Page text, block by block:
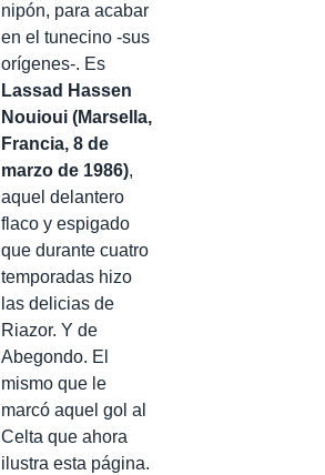
nipón, para acabar
en el tunecino -sus
orígenes-. Es
Lassad Hassen
Nouioui (Marsella,
Francia, 8 de
marzo de 1986),
aquel delantero
flaco y espigado
que durante cuatro
temporadas hizo
las delicias de
Riazor. Y de
Abegondo. El
mismo que le
marcó aquel gol al
Celta que ahora
ilustra esta página.